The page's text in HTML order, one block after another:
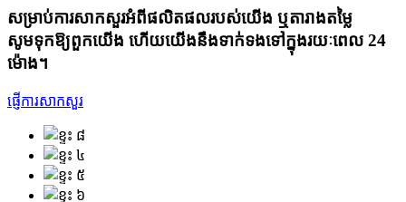
សម្រាប់ការសាកសួរអំពីផលិតផលរបស់យើង ឬតារាងតម្លៃ
សូម​ទុក​ឱ្យ​ពួក​យើង ហើយ​យើង​នឹង​ទាក់ទង​ទៅ​ក្នុង​រយៈពេល 24
ម៉ោង។
ផ្ញើការសាកសួរ